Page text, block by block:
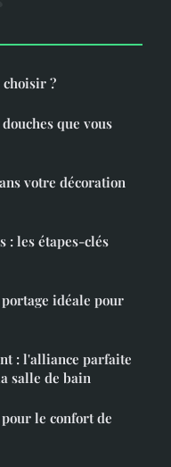
choisir ?
que vous
votre décoration
: les étapes-clés
idéale pour
: l'alliance parfaite
salle de bain
le confort de